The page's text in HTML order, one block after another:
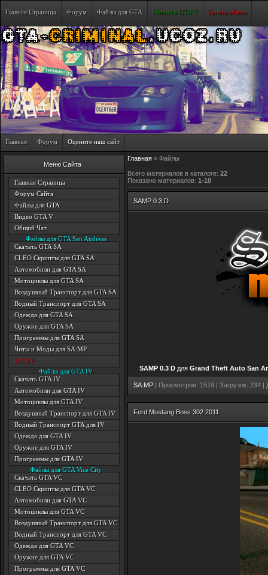
Главная Страница Форум Файлы для GTA Новости GTA V Баннеробмен
Главная Форум Оцените наш сайт
Меню Сайта
Главная Страница
Форум Сайта
Файлы для GTA
Видео GTA V
Общий Чат
Файлы для GTA San Andreas
Скачать GTA SA
CLEO Скрипты для GTA SA
Автомобили для GTA SA
Мотоциклы для GTA SA
Воздушный Транспорт для GTA SA
Водный Транспорт для GTA SA
Одежда для GTA SA
Оружие для GTA SA
Программы для GTA SA
Читы и Моды для SA:MP
SA:MP
Файлы для GTA IV
Скачать GTA IV
Автомобили для GTA IV
Мотоциклы для GTA IV
Воздушный Транспорт для GTA IV
Водный Транспорт GTA для IV
Одежда для GTA IV
Оружие для GTA IV
Программы для GTA IV
Файлы для GTA Vice City
Скачать GTA VC
CLEO Скрипты для GTA VC
Автомобили для GTA VC
Мотоциклы для GTA VC
Воздушный Транспорт для GTA VC
Водный Транспорт для GTA VC
Одежда для GTA VC
Оружие для GTA VC
Программы для GTA VC
Главная » Файлы
Всего материалов в каталоге: 22
Показано материалов: 1-10
SAMP 0.3 D
SAMP 0.3 D для Grand Theft Auto San
SA:MP | Просмотров: 1519 | Загрузок: 234
Ford Mustang Boss 302 2011